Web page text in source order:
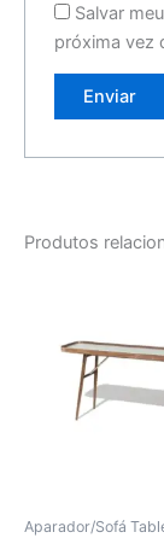
Salvar
próxima vez
Produtos
Aparador/Sofá